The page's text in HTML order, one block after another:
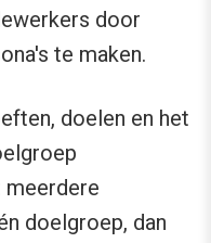
doelen en het
doelgroep, dan